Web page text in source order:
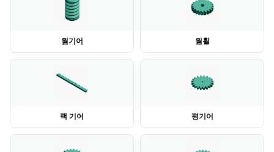
웜기어 웜휠
랙 기어 평기어